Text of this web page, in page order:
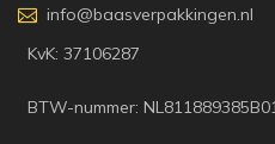
info@baasverpakkingen.nl
KvK: 37106287
BTW-nummer: